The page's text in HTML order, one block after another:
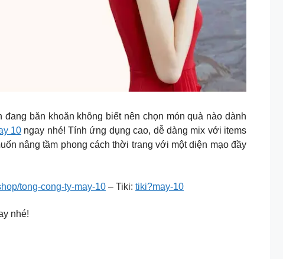
băn khoăn không biết nên chọn món quà nào dành
10 ngay nhé! Tính ứng dụng cao, dễ dàng mix với items
nâng tầm phong cách thời trang với một diện mạo đầy
tong-cong-ty-may-10 – Tiki: tiki?may-10
nhé!